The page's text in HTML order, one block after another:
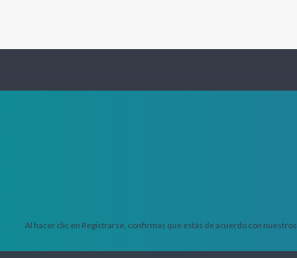
Al hacer clic en Registrarse, confirmas que estás de acuerdo con nuestros